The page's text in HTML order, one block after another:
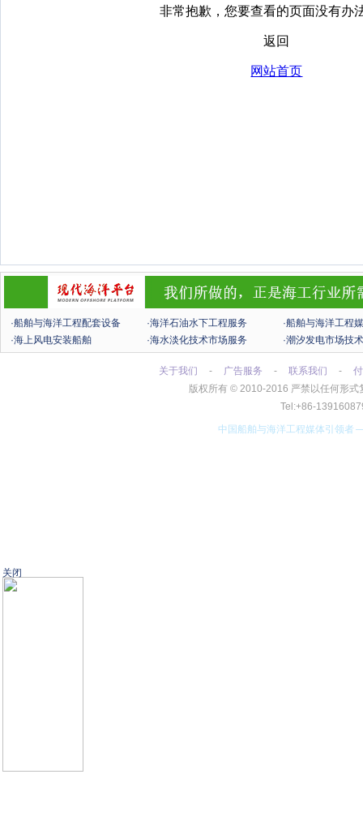
关闭
·船舶与海洋工程配套设备 ·海洋石油水下工程服务
·船舶与海洋工程
·海上风电安装船舶
·海水淡化技术市场服务 ·潮汐发电市场技
关于我们 - 广告服务 - 联系我们 -
版权所有 © 2010-2016 严禁以任何形
Tel:+86-
中国船舶与海洋工程媒体引领者